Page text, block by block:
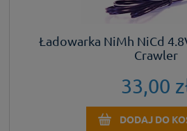
Ładowarka NiMh NiCd
Crawler
33,00
DODAJ DO